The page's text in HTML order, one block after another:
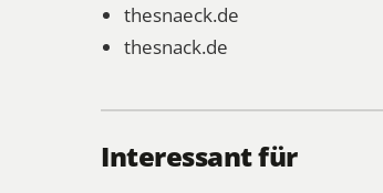
thesnaeck.de
thesnack.de
Interessant für